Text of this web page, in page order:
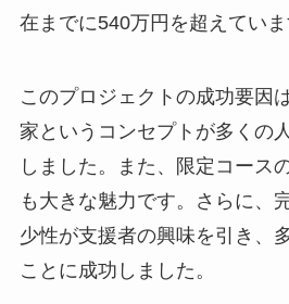
在までに540万円を超えていま
このプロジェクトの成功要因
家というコンセプトが多くの
しました。また、限定コース
も大きな魅力です。さらに、
少性が支援者の興味を引き、
ことに成功しました。